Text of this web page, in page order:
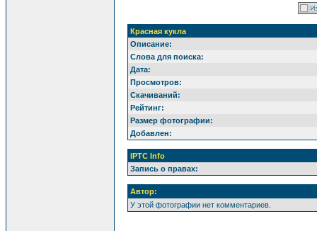
Красная кукла
Описание:
Слова для поиска:
Дата:
Просмотров:
Скачиваний:
Рейтинг:
Размер фотографии:
Добавлен:
IPTC Info
Запись о правах:
Автор:
У этой фотографии нет комментариев.